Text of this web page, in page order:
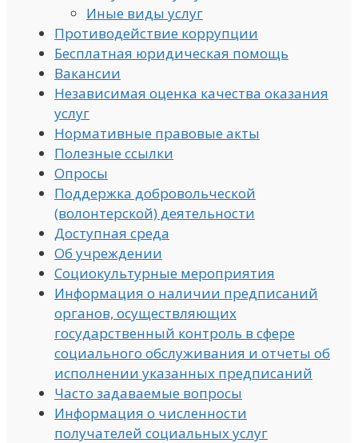
Иные виды услуг
Противодействие коррупции
Бесплатная юридическая помощь
Вакансии
Независимая оценка качества оказания
услуг
Нормативные правовые акты
Полезные ссылки
Опросы
Поддержка добровольческой
(волонтерской) деятельности
Доступная среда
Об учреждении
Социокультурные мероприятия
Информация о наличии предписаний
органов, осуществляющих
государственный контроль в сфере
социального обслуживания и отчеты об
исполнении указанных предписаний
Часто задаваемые вопросы
Информация о численности
получателей социальных услуг